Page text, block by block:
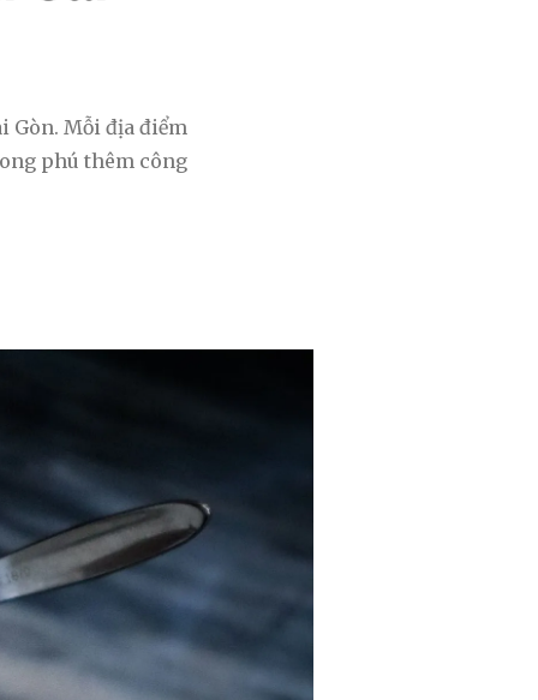
Gòn. Mỗi địa điểm
phú thêm công